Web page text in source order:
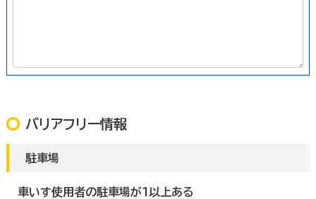
バリアフリー情報
駐車場
車いす使用者の駐車場が１以上ある